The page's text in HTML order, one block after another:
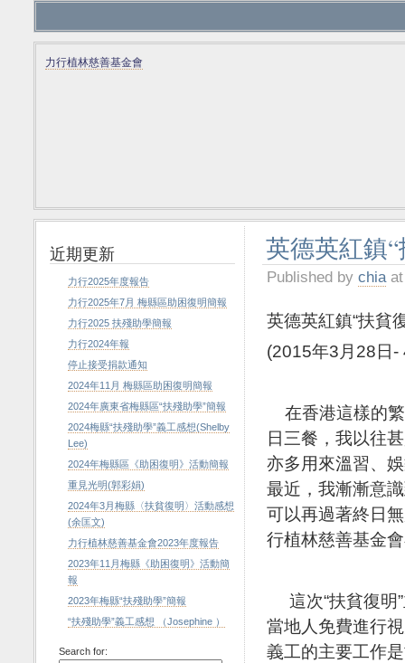
力行植林慈善基金會
英德英紅鎮
Published by chiaat
英德英紅鎮“扶貧
(2015年3月28日-
在香港這樣的繁
日三餐，我以往
亦多用來溫習、
最近，我漸漸意
可以再過著終日
行植林慈善基金
這次“扶貧復明
當地人免費進行
義工的主要工作
近期更新
力行2025年度報告
力行2025年7月 梅縣區助困復明簡報
力行2025 扶殘助學簡報
力行2024年報
停止接受捐款通知
2024年11月 梅縣區助困復明簡報
2024年廣東省梅縣區“扶殘助學”簡報
2024梅縣“扶殘助學”義工感想(Shelby
Lee)
2024年梅縣區《助困復明》活動簡報
重見光明(郭彩娟)
2024年3月梅縣〈扶貧復明〉活動感想
(余匡文)
力行植林慈善基金會2023年度報告
2023年11月梅縣《助困復明》活動簡
報
2023年梅縣“扶殘助學”簡報
“扶殘助學”義工感想 （Josephine ）
Search for: